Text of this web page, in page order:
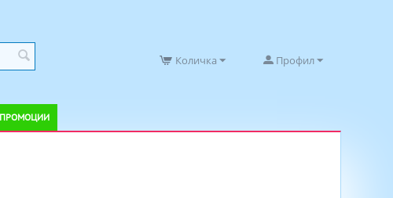
Профил
Количка
ПРОМОЦИИ